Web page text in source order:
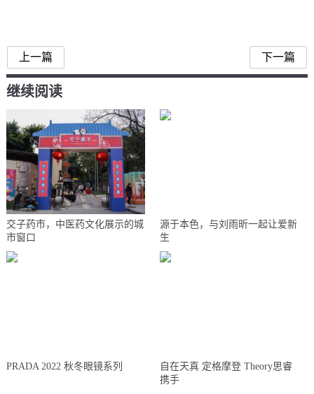
上一篇 下一篇
继续阅读
交子药市，中医药文化展示的城
市窗口
源于本色，与刘雨昕一起让爱新
生
PRADA 2022 秋冬眼镜系列
自在天真 定格摩登 Theory思睿
携手